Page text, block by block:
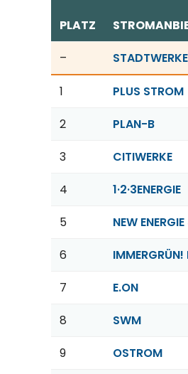
Günstigste
PLATZ
–
1 PLUS STROM
2
PLAN-B
3
CITIWERKE
4
1·2·3ENERGIE
5
NEW
6
IMMERGRÜN!
7
E.ON
8
SWM
9
OSTROM